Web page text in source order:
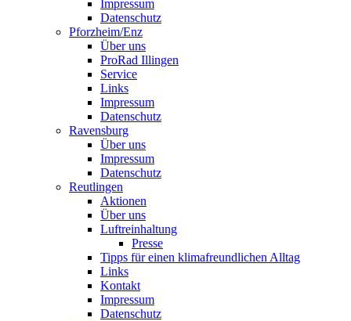
Impressum
Datenschutz
Pforzheim/Enz
Über uns
ProRad Illingen
Service
Links
Impressum
Datenschutz
Ravensburg
Über uns
Impressum
Datenschutz
Reutlingen
Aktionen
Über uns
Luftreinhaltung
Presse
Tipps für einen klimafreundlichen Alltag
Links
Kontakt
Impressum
Datenschutz